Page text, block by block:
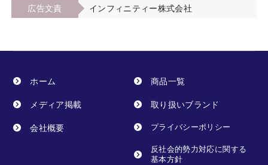
広告文責 インフィニティー株式会社
ホーム 商品一覧
メディア掲載 取り扱いブランド
会社概要 プライバシーポリシー
反社会的勢力対応に関する
基本方針